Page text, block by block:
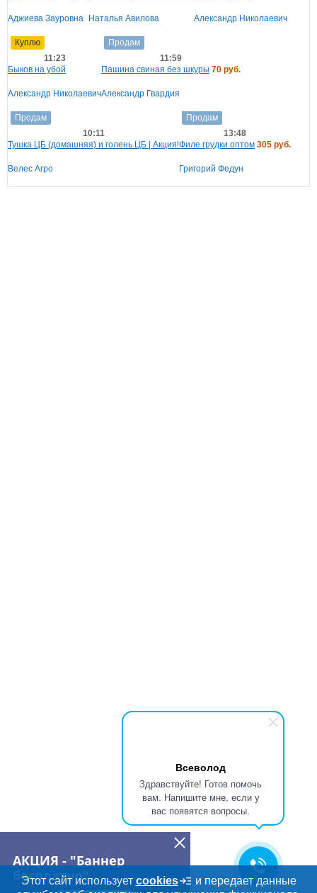
Всеволод
Здравствуйте! Готов помочь
вам. Напишите мне, если у
вас появятся вопросы.
Аджиева Зауровна Наталья Авилова Александр Николаевич
Куплю
11:23
Быков на убой
Александр Николаевич
Продам
11:59
Пашина свиная без шкуры 70 руб.
Александр Гвардия
Продам
10:11
Тушка ЦБ (домашняя) и голень ЦБ | Акция!
Велес Агро
Продам
13:48
Филе грудки оптом 305 руб.
Григорий Федун
АКЦИЯ - "Баннер
бесплатно"
Этот сайт использует cookies
и передает данные